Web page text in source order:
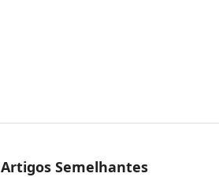
Artigos Semelhantes